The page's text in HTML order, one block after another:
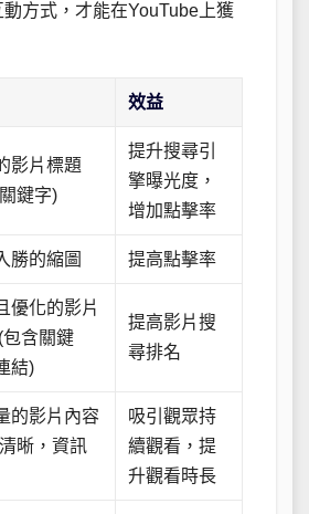
方式，才能在YouTube上獲
效益
影片標題
鍵字)
提升搜尋引
擎曝光度，
增加點擊率
勝的縮圖 提高點擊率
優化的影片
包含關鍵
結)
提高影片搜
尋排名
的影片內容
晰，資訊
吸引觀眾持
續觀看，提
升觀看時長